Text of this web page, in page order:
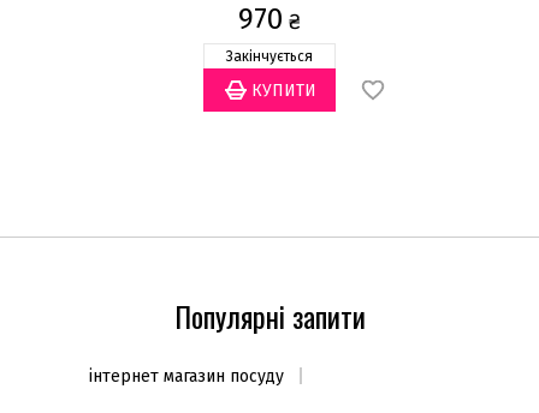
970 ₴
Закінчується
Популярні запити
інтернет магазин посуду